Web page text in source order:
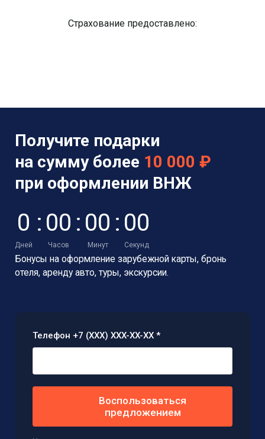
Страхование предоставлено:
Получите подарки
на сумму более 10 000 ₽
при оформлении ВНЖ
0
Дней
: 00
Часов
: 00
Минут
: 00
Секунд
Бонусы на оформление зарубежной карты, бронь
отеля, аренду авто, туры, экскурсии.
Телефон +7 (XXX) XXX-XX-XX *
Воспользоваться
предложением